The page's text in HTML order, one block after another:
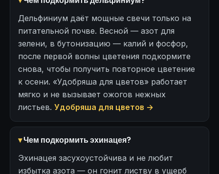
Дельфиниум даёт мощные свечи только на
питательной почве. Весной — азот для
зелени, в бутонизацию — калий и фосфор,
после первой волны цветения подкормите
снова, чтобы получить повторное цветение
к осени. «Удобряша для цветов» работает
мягко и не вызывает ожогов нежных
листьев. Удобряша для цветов →
Чем подкормить эхинацея?
Эхинацея засухоустойчива и не любит
избытка азота — он гонит листву в ущерб